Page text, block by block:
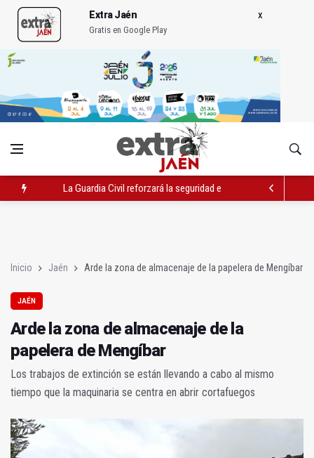
Extra Jaén
Gratis en Google Play
La Guardia Civil reforzará la seguridad el 12 de agosto por el
Inicio Jaén Arde la zona de almacenaje de la papelera de Mengíbar
JAÉN
Arde la zona de almacenaje de la
papelera de Mengíbar
Los trabajos de extinción se están llevando a cabo al mismo
tiempo que la maquinaria se centra en abrir cortafuegos